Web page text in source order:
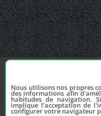
Nous utilisons nos propres
des informations afin
habitudes de navigation.
implique l'acceptation de
configurer votre navigateur